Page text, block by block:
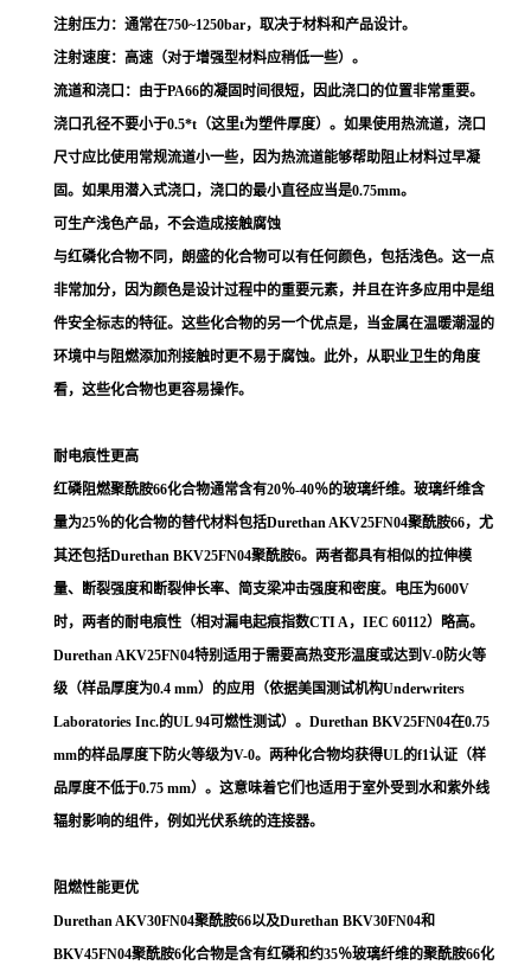
注射压力：通常在750~1250bar，取决于材料和产品设计。
注射速度：高速（对于增强型材料应稍低一些）。
流道和浇口：由于PA66的凝固时间很短，因此浇口的位置非常重要。
浇口孔径不要小于0.5*t（这里t为塑件厚度）。如果使用热流道，浇口
尺寸应比使用常规流道小一些，因为热流道能够帮助阻止材料过早凝
固。如果用潜入式浇口，浇口的最小直径应当是0.75mm。
可生产浅色产品，不会造成接触腐蚀
与红磷化合物不同，朗盛的化合物可以有任何颜色，包括浅色。这一点
非常加分，因为颜色是设计过程中的重要元素，并且在许多应用中是组
件安全标志的特征。这些化合物的另一个优点是，当金属在温暖潮湿的
环境中与阻燃添加剂接触时更不易于腐蚀。此外，从职业卫生的角度
看，这些化合物也更容易操作。
耐电痕性更高
红磷阻燃聚酰胺66化合物通常含有20％-40％的玻璃纤维。玻璃纤维含
量为25％的化合物的替代材料包括Durethan AKV25FN04聚酰胺66，尤
其还包括Durethan BKV25FN04聚酰胺6。两者都具有相似的拉伸模
量、断裂强度和断裂伸长率、简支梁冲击强度和密度。电压为600V
时，两者的耐电痕性（相对漏电起痕指数CTI A，IEC 60112）略高。
Durethan AKV25FN04特别适用于需要高热变形温度或达到V-0防火等
级（样品厚度为0.4 mm）的应用（依据美国测试机构Underwriters
Laboratories Inc.的UL 94可燃性测试）。Durethan BKV25FN04在0.75
mm的样品厚度下防火等级为V-0。两种化合物均获得UL的f1认证（样
品厚度不低于0.75 mm）。这意味着它们也适用于室外受到水和紫外线
辐射影响的组件，例如光伏系统的连接器。
阻燃性能更优
Durethan AKV30FN04聚酰胺66以及Durethan BKV30FN04和
BKV45FN04聚酰胺6化合物是含有红磷和约35％玻璃纤维的聚酰胺66化